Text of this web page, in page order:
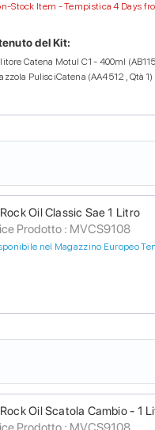
Stock Item - Tempistica 4 Days
del Kit:
Catena Motul C1 - 400ml
PulisciCatena (AA4512 , Qtà 1)
Oil Classic Sae 1 Litro
Prodotto : MVCS9108
nel Magazzino Europeo
Oil Scatola Cambio - 1